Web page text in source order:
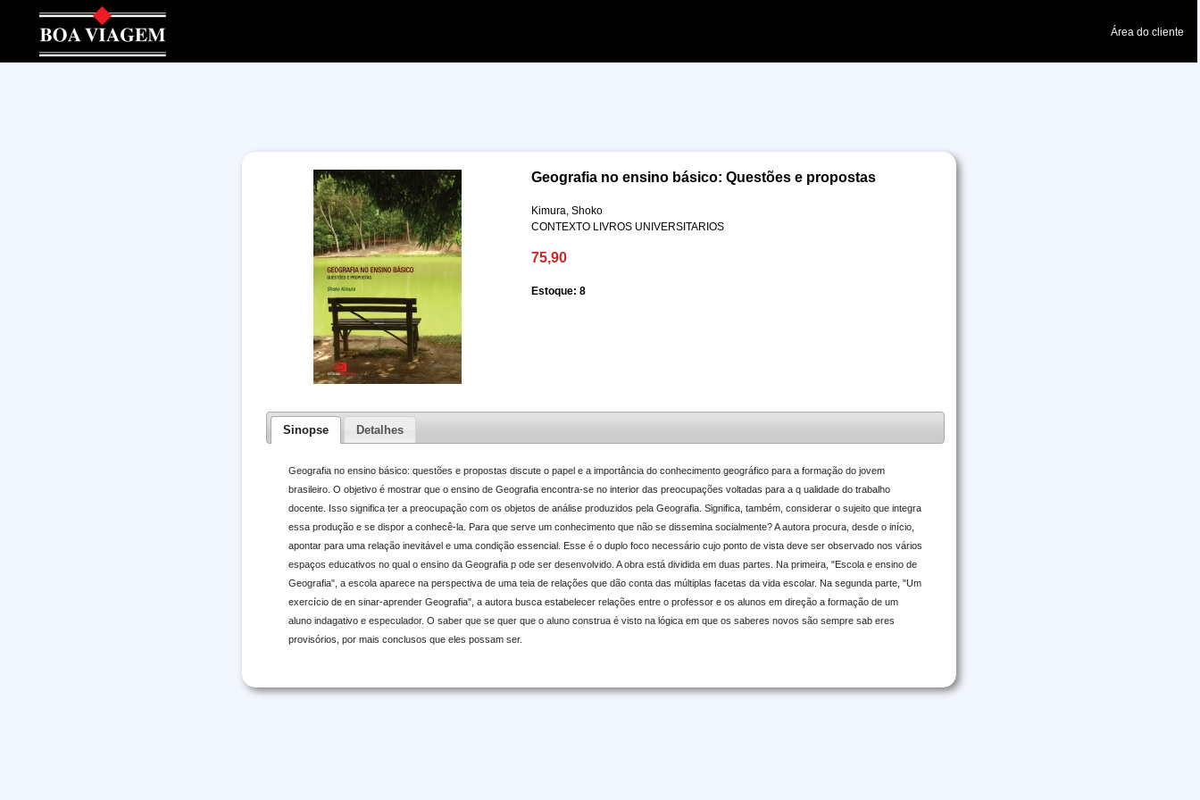
Área do cliente
Geografia no ensino básico: Questões e propostas
Kimura, Shoko
CONTEXTO LIVROS UNIVERSITARIOS
75,90
Estoque: 8
Sinopse Detalhes
Geografia no ensino básico: questões e propostas discute o papel e a importância do conhecimento geográfico para a formação do jovem
brasileiro. O objetivo é mostrar que o ensino de Geografia encontra-se no interior das preocupações voltadas para a q ualidade do trabalho
docente. Isso significa ter a preocupação com os objetos de análise produzidos pela Geografia. Significa, também, considerar o sujeito que integra
essa produção e se dispor a conhecê-la. Para que serve um conhecimento que não se dissemina socialmente? A autora procura, desde o início,
apontar para uma relação inevitável e uma condição essencial. Esse é o duplo foco necessário cujo ponto de vista deve ser observado nos vários
espaços educativos no qual o ensino da Geografia p ode ser desenvolvido. A obra está dividida em duas partes. Na primeira, "Escola e ensino de
Geografia", a escola aparece na perspectiva de uma teia de relações que dão conta das múltiplas facetas da vida escolar. Na segunda parte, "Um
exercício de en sinar-aprender Geografia", a autora busca estabelecer relações entre o professor e os alunos em direção a formação de um
aluno indagativo e especulador. O saber que se quer que o aluno construa é visto na lógica em que os saberes novos são sempre sab eres
provisórios, por mais conclusos que eles possam ser.